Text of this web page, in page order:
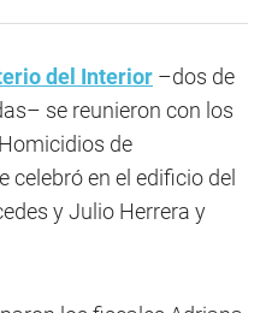
del Interior –dos de
se reunieron con los
de
celebró en el edificio del
y Julio Herrera y